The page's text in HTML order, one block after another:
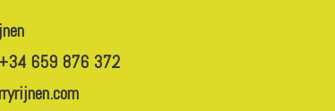
659 876 372